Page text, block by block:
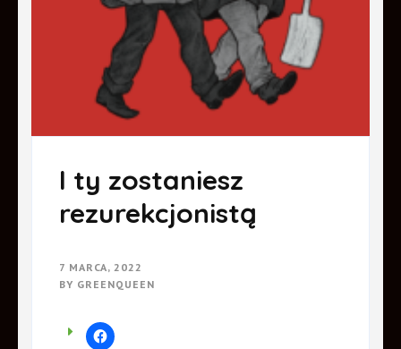
I ty zostaniesz
rezurekcjonistą
7 MARCA, 2022
BY GREENQUEEN